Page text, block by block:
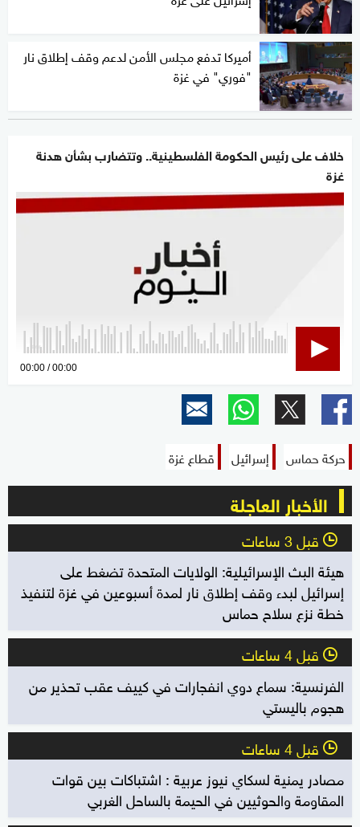
أميركا تدفع مجلس الأمن لدعم وقف إطلاق نار
"فوري" في غزة
خلاف على رئيس الحكومة الفلسطينية.. وتتضارب بشأن هدنة
غزة
0
00:00 00:00
حركة حماس إسرائيل قطاع غزة
الأخبار العاجلة
l قبل 3 ساعات
هيئة البث الإسرائيلية: الولايات المتحدة تضغط على
إسرائيل لبدء وقف إطلاق نار لمدة أسبوعين في غزة لتنفيذ
خطة نزع سلاح حماس
l قبل 4 ساعات
الفرنسية: سماع دوي انفجارات في كييف عقب تحذير من
هجوم باليستي
l قبل 4 ساعات
مصادر يمنية لسكاي نيوز عربية : اشتباكات بين قوات
المقاومة والحوثيين في الحيمة بالساحل الغربي